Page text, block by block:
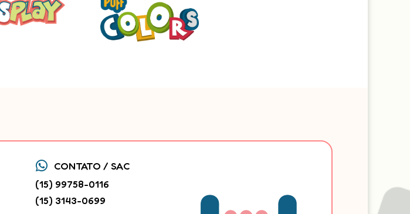
 CONTATO / SAC
(15) 99758-0116
(15) 3143-0699